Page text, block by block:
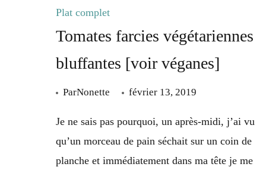
Plat complet
Tomates farcies végétariennes
bluffantes [voir véganes]
ParNonette février 13, 2019
Je ne sais pas pourquoi, un après-midi, j’ai vu
qu’un morceau de pain séchait sur un coin de
planche et immédiatement dans ma tête je me